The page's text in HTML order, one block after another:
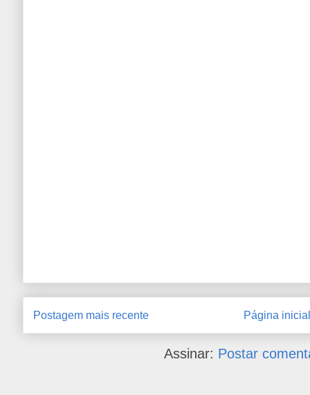
Postagem mais recente Página inicial
Assinar: Postar